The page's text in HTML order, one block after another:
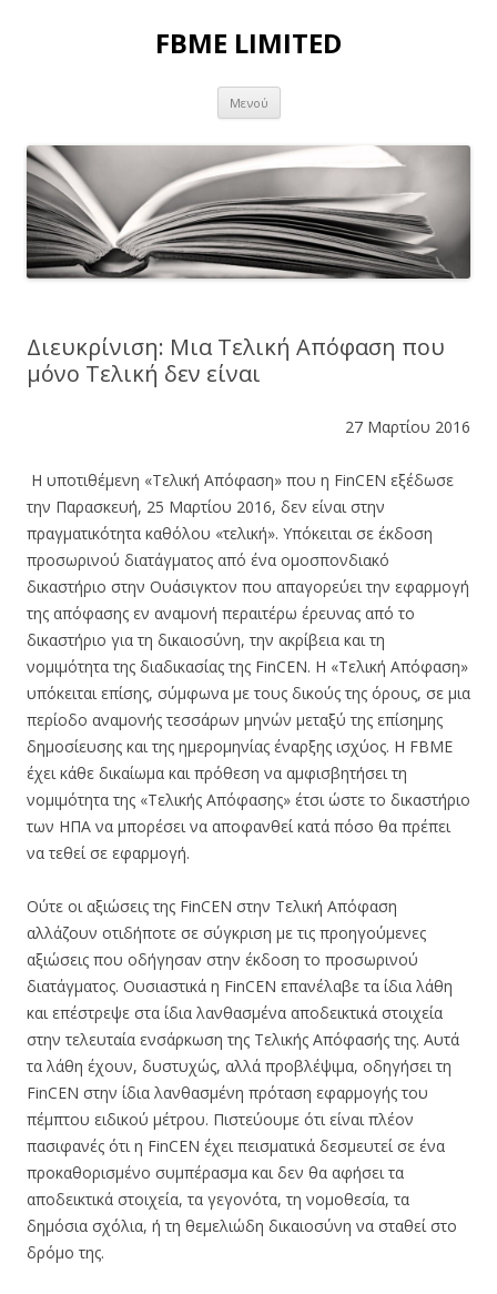
FBME LIMITED
Μενού Μετάβαση σε περιεχόμενο
Διευκρίνιση: Μια Τελική Απόφαση που
μόνο Τελική δεν είναι
27 Μαρτίου 2016
Η υποτιθέμενη «Τελική Απόφαση» που η FinCEN εξέδωσε
την Παρασκευή, 25 Μαρτίου 2016, δεν είναι στην
πραγματικότητα καθόλου «τελική». Υπόκειται σε έκδοση
προσωρινού διατάγματος από ένα ομοσπονδιακό
δικαστήριο στην Ουάσιγκτον που απαγορεύει την εφαρμογή
της απόφασης εν αναμονή περαιτέρω έρευνας από το
δικαστήριο για τη δικαιοσύνη, την ακρίβεια και τη
νομιμότητα της διαδικασίας της FinCEN. Η «Τελική Απόφαση»
υπόκειται επίσης, σύμφωνα με τους δικούς της όρους, σε μια
περίοδο αναμονής τεσσάρων μηνών μεταξύ της επίσημης
δημοσίευσης και της ημερομηνίας έναρξης ισχύος. Η FBME
έχει κάθε δικαίωμα και πρόθεση να αμφισβητήσει τη
νομιμότητα της «Τελικής Απόφασης» έτσι ώστε το δικαστήριο
των ΗΠΑ να μπορέσει να αποφανθεί κατά πόσο θα πρέπει
να τεθεί σε εφαρμογή.
Ούτε οι αξιώσεις της FinCEN στην Τελική Απόφαση
αλλάζουν οτιδήποτε σε σύγκριση με τις προηγούμενες
αξιώσεις που οδήγησαν στην έκδοση το προσωρινού
διατάγματος. Ουσιαστικά η FinCEN επανέλαβε τα ίδια λάθη
και επέστρεψε στα ίδια λανθασμένα αποδεικτικά στοιχεία
στην τελευταία ενσάρκωση της Τελικής Απόφασής της. Αυτά
τα λάθη έχουν, δυστυχώς, αλλά προβλέψιμα, οδηγήσει τη
FinCEN στην ίδια λανθασμένη πρόταση εφαρμογής του
πέμπτου ειδικού μέτρου. Πιστεύουμε ότι είναι πλέον
πασιφανές ότι η FinCEN έχει πεισματικά δεσμευτεί σε ένα
προκαθορισμένο συμπέρασμα και δεν θα αφήσει τα
αποδεικτικά στοιχεία, τα γεγονότα, τη νομοθεσία, τα
δημόσια σχόλια, ή τη θεμελιώδη δικαιοσύνη να σταθεί στο
δρόμο της.